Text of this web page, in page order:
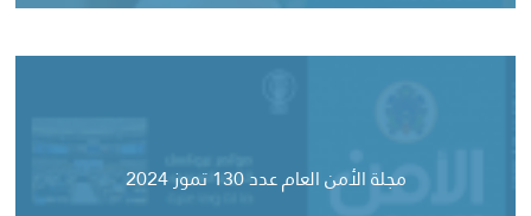
مجلة الأمن العام عدد 130 تموز 2024